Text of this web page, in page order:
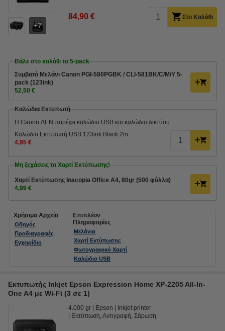
7
84,90 € Στο Καλάθι
Βάλε στο καλάθι το 5-pack
Συμβατό Μελάνι Canon PGI-580PGBK / CLI-581BK/C/M/Y 5-
pack (123ink)
52,50 €
Καλώδια Εκτυπωτή
Η Canon ΔΕΝ παρέχει καλώδιο USB και καλώδιο δικτύου
Καλώδιο Εκτυπωτή USB 123ink Black 2m
4,95 €
Μη ξεχάσεις το Χαρτί Εκτύπωσης!
Χαρτί Εκτύπωσης Inacopia Office Α4, 80gr (500 φύλλα)
4,99 €
Χρήσιμα Αρχεία
Οδηγός
Προδιαγραφές
Εγχειρίδιο
Επιπλέον
Πληροφορίες
Μελάνια
Χαρτί Εκτύπωσης
Φωτογραφικό Χαρτί
Καλώδιο USB
Εκτυπωτής Inkjet Epson Expression Home XP-2205 All-In-
One A4 με Wi-Fi (3 σε 1)
4.000 gr Epson
Inkjet printer
Εκτύπωση, Αντιγραφή, Σάρωση